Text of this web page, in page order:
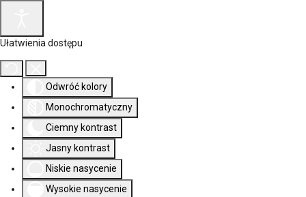
Ułatwienia dostępu
Odwróć kolory
Monochromatyczny
Ciemny kontrast
Jasny kontrast
Niskie nasycenie
Wysokie nasycenie